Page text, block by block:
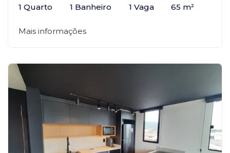
1 Quarto 1 Banheiro 1 Vaga 65 m²
Mais informações